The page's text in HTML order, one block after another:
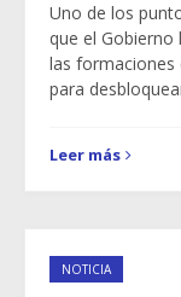
Uno de los
que el Gobierno
las formaciones
para
Leer más
NOTICIA